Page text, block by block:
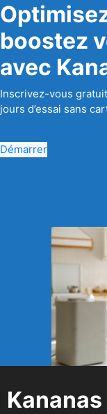
boostez
avec
Inscrivez-vous
jours d’essai sans
Démarrer
Kananas